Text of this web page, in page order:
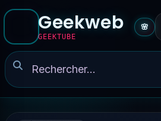
Geekweb
GEEKTUBE
🌸